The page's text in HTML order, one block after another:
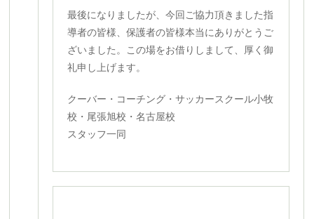
最後になりましたが、今回ご協力頂きました指
導者の皆様、保護者の皆様本当にありがとうご
ざいました。この場をお借りしまして、厚く御
礼申し上げます。
クーバー・コーチング・サッカースクール小牧
校・尾張旭校・名古屋校
スタッフ一同